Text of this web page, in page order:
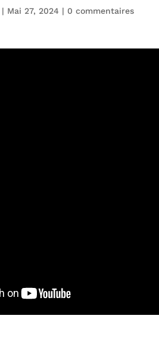
| Mai 27, 2024 | 0 commentaires